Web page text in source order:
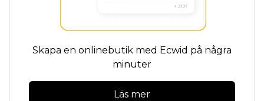
Skapa en onlinebutik med Ecwid på några
minuter
Läs mer